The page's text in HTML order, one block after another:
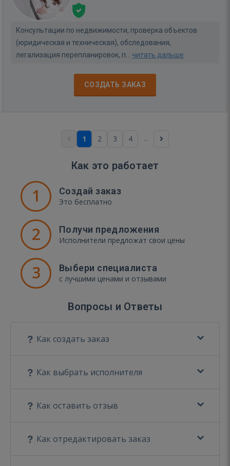
Консультации по недвижимости, проверка объектов
(юридическая и техническая), обследования,
легализация перепланировок, п... читать дальше
СОЗДАТЬ ЗАКАЗ
1 2 3 4 ...
Как это работает
1 Создай заказ
Это бесплатно
2 Получи предложения
Исполнители предложат свои цены
3 Выбери специалиста
с лучшими ценами и отзывами
Вопросы и Ответы
Как создать заказ
Как выбрать исполнителя
Как оставить отзыв
Как отредактировать заказ